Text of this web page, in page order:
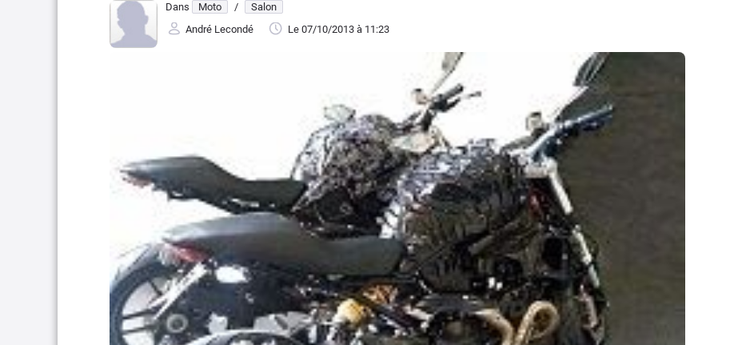
Dans Moto /
Salon
André Lecondé
Le 07/10/2013 à 11:23